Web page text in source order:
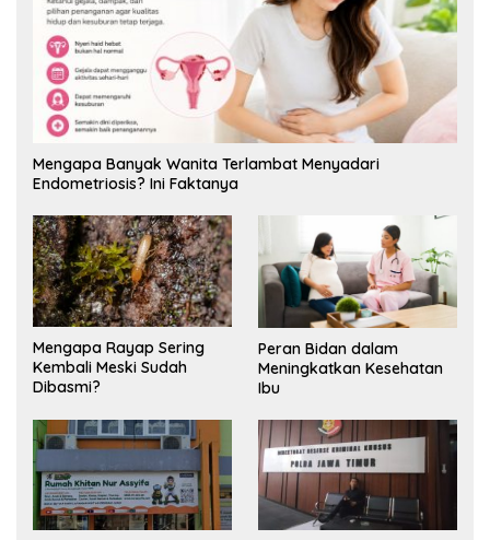
Mengapa Banyak Wanita Terlambat Menyadari
Endometriosis? Ini Faktanya
Mengapa Rayap Sering
Kembali Meski Sudah
Dibasmi?
Peran Bidan dalam
Meningkatkan Kesehatan
Ibu